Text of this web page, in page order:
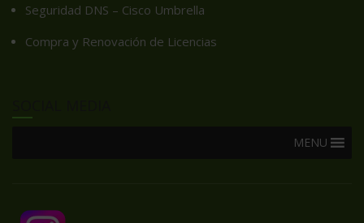
Seguridad DNS – Cisco Umbrella
Compra y Renovación de Licencias
MENU